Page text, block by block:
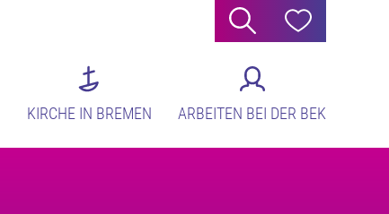
Suche Hilfe
KIRCHE IN BREMEN ARBEITEN BEI DER BEK